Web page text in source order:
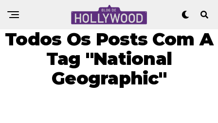
Todos Os Posts Com A
Tag "National
Geographic"